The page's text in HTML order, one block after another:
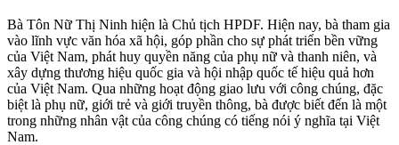
Bà Tôn Nữ Thị Ninh hiện là Chủ tịch HPDF. Hiện nay, bà tham gia
vào lĩnh vực văn hóa xã hội, góp phần cho sự phát triển bền vững
của Việt Nam, phát huy quyền năng của phụ nữ và thanh niên, và
xây dựng thương hiệu quốc gia và hội nhập quốc tế hiệu quả hơn
của Việt Nam. Qua những hoạt động giao lưu với công chúng, đặc
biệt là phụ nữ, giới trẻ và giới truyền thông, bà được biết đến là một
trong những nhân vật của công chúng có tiếng nói ý nghĩa tại Việt
Nam.